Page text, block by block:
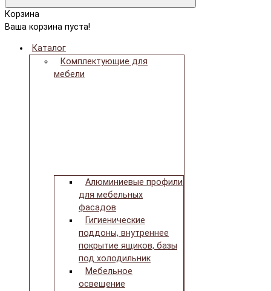
Корзина
Ваша корзина пуста!
Каталог
Комплектующие для
мебели
Алюминиевые профили
для мебельных
фасадов
Гигиенические
поддоны, внутреннее
покрытие ящиков, базы
под холодильник
Мебельное
освещение